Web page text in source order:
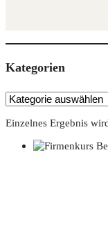
Kate­go­rien
Einzelnes Ergebnis